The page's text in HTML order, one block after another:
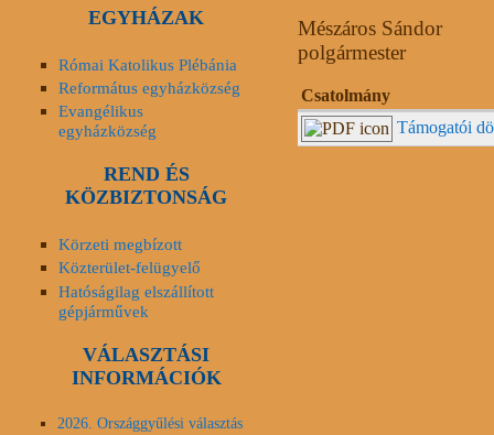
Mészáros Sándor
polgármester
Csatolmány
Támogatói
EGYHÁZAK
Római Katolikus Plébánia
Református egyházközség
Evangélikus
egyházközség
REND ÉS
KÖZBIZTONSÁG
Körzeti megbízott
Közterület-felügyelő
Hatóságilag elszállított
gépjárművek
VÁLASZTÁSI
INFORMÁCIÓK
2026. Országgyűlési választás